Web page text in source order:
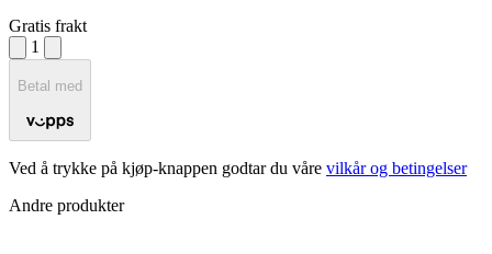
Gratis frakt
1
Betal med
Ved å trykke på kjøp-knappen godtar du våre vilkår og betingelser
Andre produkter